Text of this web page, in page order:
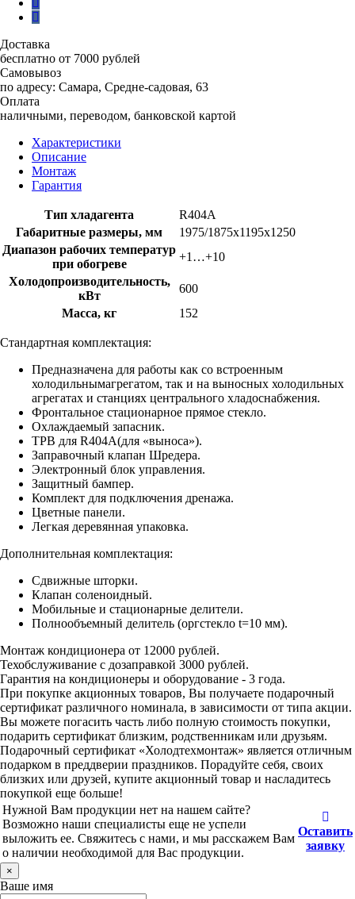
Доставка
бесплатно от 7000 рублей
Самовывоз
по адресу: Самара, Средне-садовая, 63
Оплата
наличными, переводом, банковской картой
Характеристики
Описание
Монтаж
Гарантия
Тип хладагента
R404A
Габаритные размеры, мм
1975/1875х1195х1250
Диапазон рабочих температур
при обогреве
+1…+10
Холодопроизводительность,
кВт
600
Масса, кг
152
Стандартная комплектация:
Предназначена для работы как со встроенным
холодильнымагрегатом, так и на выносных холодильных
агрегатах и станциях центрального хладоснабжения.
Фронтальное стационарное прямое стекло.
Охлаждаемый запасник.
ТРВ для R404А(для «выноса»).
Заправочный клапан Шредера.
Электронный блок управления.
Защитный бампер.
Комплект для подключения дренажа.
Цветные панели.
Легкая деревянная упаковка.
Дополнительная комплектация:
Сдвижные шторки.
Клапан соленоидный.
Мобильные и стационарные делители.
Полнообъемный делитель (оргстекло t=10 мм).
Монтаж кондиционера от 12000 рублей.
Техобслуживание с дозаправкой 3000 рублей.
Гарантия на кондиционеры и оборудование - 3 года.
При покупке акционных товаров, Вы получаете подарочный
сертификат различного номинала, в зависимости от типа акции.
Вы можете погасить часть либо полную стоимость покупки,
подарить сертификат близким, родственникам или друзьям.
Подарочный сертификат «Холодтехмонтаж» является отличным
подарком в преддверии праздников. Порадуйте себя, своих
близких или друзей, купите акционный товар и насладитесь
покупкой еще больше!
Нужной Вам продукции нет на нашем сайте?
Возможно наши специалисты еще не успели
выложить ее. Свяжитесь с нами, и мы расскажем Вам
о наличии необходимой для Вас продукции.
Оставить
заявку
×
Ваше имя